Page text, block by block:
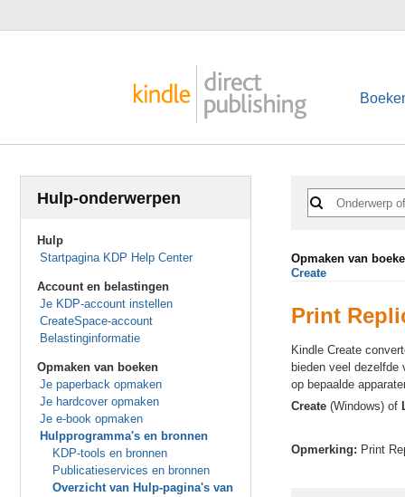
Hulp-onderwerpen
Hulp
Startpagina KDP Help Center
Account en belastingen
Je KDP-account instellen
CreateSpace-account
Belastinginformatie
Opmaken van boeken
Je paperback opmaken
Je hardcover opmaken
Je e-book opmaken
Hulpprogramma's en bronnen
KDP-tools en bronnen
Publicatieservices en bronnen
Overzicht van Hulp-pagina's van
Opmaken van
Create
Print
Kindle Create
bieden veel
op bepaalde
Create (Windows) of
Opmerking: Print